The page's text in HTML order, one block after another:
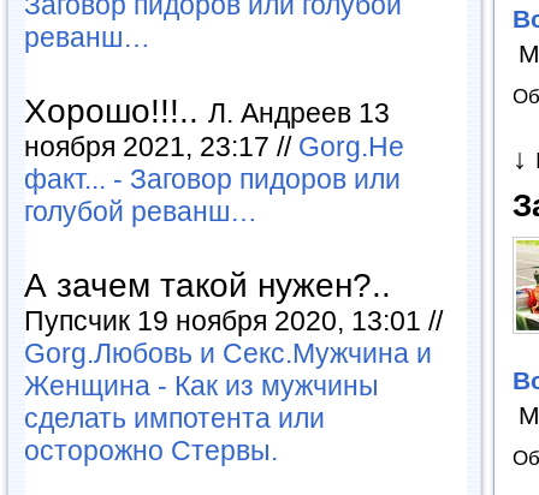
реванш…
Хорошо!!!.. Л. Андреев 13
ноября 2021, 23:17 // Gorg.Не
факт... - Заговор пидоров или
голубой реванш…
А зачем такой нужен?..
Пупсчик 19 ноября 2020, 13:01 //
Gorg.Любовь и Секс.Мужчина и
Женщина - Как из мужчины
сделать импотента или
осторожно Стервы.